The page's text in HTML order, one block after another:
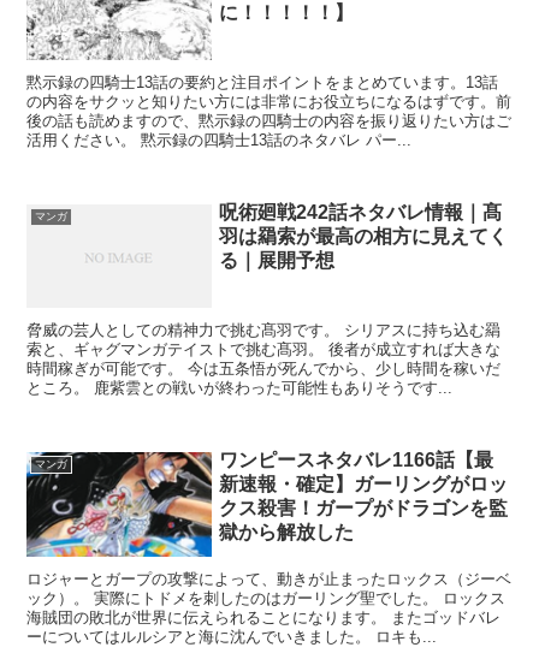
に！！！！！】
黙示録の四騎士13話の要約と注目ポイントをまとめています。13話
の内容をサクッと知りたい方には非常にお役立ちになるはずです。前
後の話も読めますので、黙示録の四騎士の内容を振り返りたい方はご
活用ください。 黙示録の四騎士13話のネタバレ パー...
マンガ
呪術廻戦242話ネタバレ情報｜髙
羽は羂索が最高の相方に見えてく
る｜展開予想
脅威の芸人としての精神力で挑む髙羽です。 シリアスに持ち込む羂
索と、ギャグマンガテイストで挑む髙羽。 後者が成立すれば大きな
時間稼ぎが可能です。 今は五条悟が死んでから、少し時間を稼いだ
ところ。 鹿紫雲との戦いが終わった可能性もありそうです...
マンガ
ワンピースネタバレ1166話【最
新速報・確定】ガーリングがロッ
クス殺害！ガープがドラゴンを監
獄から解放した
ロジャーとガープの攻撃によって、動きが止まったロックス（ジーベ
ック）。 実際にトドメを刺したのはガーリング聖でした。 ロックス
海賊団の敗北が世界に伝えられることになります。 またゴッドバレ
ーについてはルルシアと海に沈んでいきました。 ロキも...